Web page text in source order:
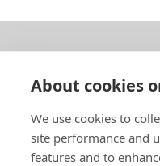
Om oss
In English
Standardavtal
About cookies
We use cookies to
site performance and
features and to